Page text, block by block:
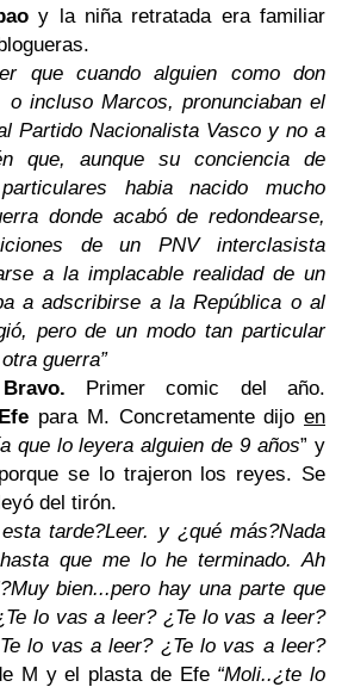
y la niña retratada era familiar
que cuando alguien como don
o incluso Marcos, pronunciaban el
Partido Nacionalista Vasco y no a
que, aunque su conciencia de
habia nacido mucho
donde acabó de redondearse,
de un PNV interclasista
a la implacable realidad de un
a adscribirse a la República o al
pero de un modo tan particular
guerra”
Primer comic del año.
Efe para M. Concretamente dijoen
que lo leyera alguien de 9 años” y
se lo trajeron los reyes. Se
del tirón.
tarde?Leer. y ¿qué más?Nada
que me lo he terminado.Ah
Muy bien...pero hay una parte que
lo vas a leer? ¿Te lo vas a leer?
lo vas a leer? ¿Te lo vas a leer?
M y el plasta de Efe “Moli..¿te lo